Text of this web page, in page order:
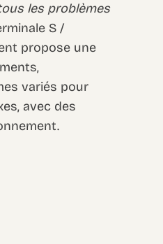
les problèmes
S /
propose une
variés pour
avec des